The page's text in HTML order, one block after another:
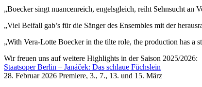
„Boecker singt nuancenreich, engelsgleich, reiht Sehnsucht an
„Viel Beifall gab’s für die Sänger des Ensembles mit der
„With Vera-Lotte Boecker in the tilte role, the production has a
Wir freuen uns auf weitere Highlights in der Saison 2025/2026:
Staatsoper Berlin – Janáček: Das schlaue Füchslein
28. Februar 2026 Premiere, 3., 7., 13. und 15. März